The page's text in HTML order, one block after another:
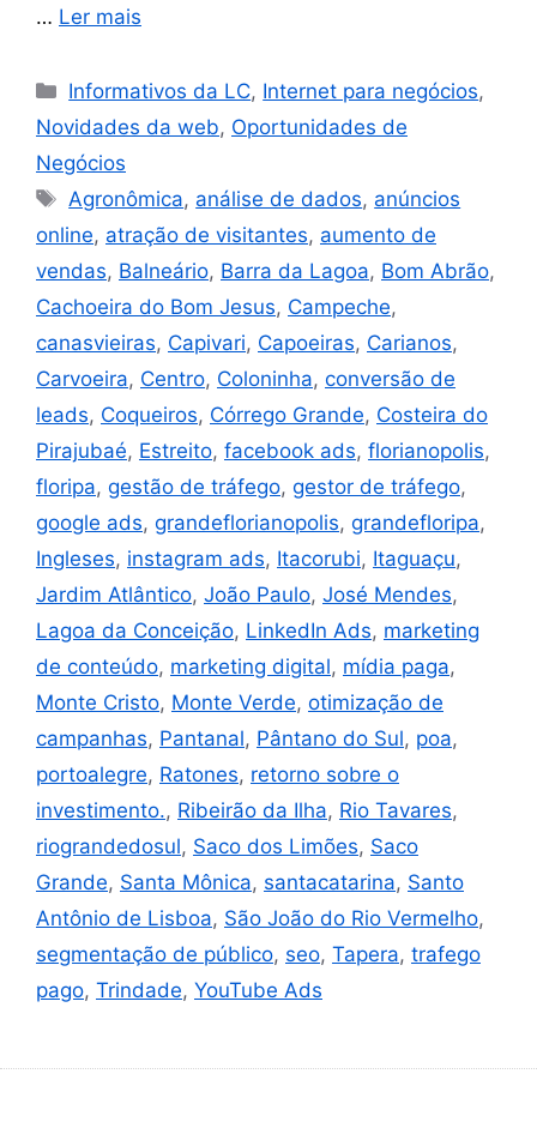
… Ler mais
Informativos da LC, Internet para negócios,
Novidades da web, Oportunidades de
Negócios
Agronômica, análise de dados, anúncios
online, atração de visitantes, aumento de
vendas, Balneário, Barra da Lagoa, Bom Abrão,
Cachoeira do Bom Jesus, Campeche,
canasvieiras, Capivari, Capoeiras, Carianos,
Carvoeira, Centro, Coloninha, conversão de
leads, Coqueiros, Córrego Grande, Costeira do
Pirajubaé, Estreito, facebook ads, florianopolis,
floripa, gestão de tráfego, gestor de tráfego,
google ads, grandeflorianopolis, grandefloripa,
Ingleses, instagram ads, Itacorubi, Itaguaçu,
Jardim Atlântico, João Paulo, José Mendes,
Lagoa da Conceição, LinkedIn Ads, marketing
de conteúdo, marketing digital, mídia paga,
Monte Cristo, Monte Verde, otimização de
campanhas, Pantanal, Pântano do Sul, poa,
portoalegre, Ratones, retorno sobre o
investimento., Ribeirão da Ilha, Rio Tavares,
riograndedosul, Saco dos Limões, Saco
Grande, Santa Mônica, santacatarina, Santo
Antônio de Lisboa, São João do Rio Vermelho,
segmentação de público, seo, Tapera, trafego
pago, Trindade, YouTube Ads